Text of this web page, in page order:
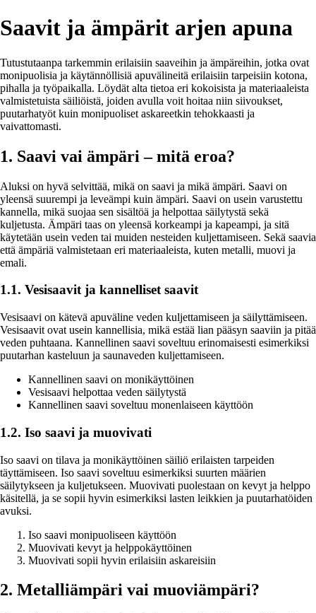
Saavit ja ämpärit arjen apuna
Tutustutaanpa tarkemmin erilaisiin saaveihin ja ämpäreihin, jotka ovat
monipuolisia ja käytännöllisiä apuvälineitä erilaisiin tarpeisiin kotona,
pihalla ja työpaikalla. Löydät alta tietoa eri kokoisista ja materiaaleista
valmistetuista säiliöistä, joiden avulla voit hoitaa niin siivoukset,
puutarhatyöt kuin monipuoliset askareetkin tehokkaasti ja
vaivattomasti.
1. Saavi vai ämpäri – mitä eroa?
Aluksi on hyvä selvittää, mikä on saavi ja mikä ämpäri. Saavi on
yleensä suurempi ja leveämpi kuin ämpäri. Saavi on usein varustettu
kannella, mikä suojaa sen sisältöä ja helpottaa säilytystä sekä
kuljetusta. Ämpäri taas on yleensä korkeampi ja kapeampi, ja sitä
käytetään usein veden tai muiden nesteiden kuljettamiseen. Sekä saavia
että ämpäriä valmistetaan eri materiaaleista, kuten metalli, muovi ja
emali.
1.1. Vesisaavit ja kannelliset saavit
Vesisaavi on kätevä apuväline veden kuljettamiseen ja säilyttämiseen.
Vesisaavit ovat usein kannellisia, mikä estää lian pääsyn saaviin ja pitää
veden puhtaana. Kannellinen saavi soveltuu erinomaisesti esimerkiksi
puutarhan kasteluun ja saunaveden kuljettamiseen.
Kannellinen saavi on monikäyttöinen
Vesisaavi helpottaa veden säilytystä
Kannellinen saavi soveltuu monenlaiseen käyttöön
1.2. Iso saavi ja muovivati
Iso saavi on tilava ja monikäyttöinen säiliö erilaisten tarpeiden
täyttämiseen. Iso saavi soveltuu esimerkiksi suurten määrien
säilytykseen ja kuljetukseen. Muovivati puolestaan on kevyt ja helppo
käsitellä, ja se sopii hyvin esimerkiksi lasten leikkien ja puutarhatöiden
avuksi.
Iso saavi monipuoliseen käyttöön
Muovivati kevyt ja helppokäyttöinen
Muovivati sopii hyvin erilaisiin askareisiin
2. Metalliämpäri vai muoviämpäri?